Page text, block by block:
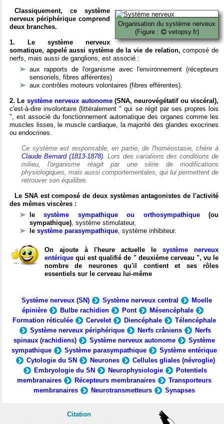
Organisation du système nerveux
(Figure :
vetopsy.fr)
Classiquement, ce système
nerveux périphérique comprend
deux branches.
1. Le système nerveux
somatique, appelé aussi système de la vie de relation, composé de
nerfs, mais aussi de ganglions, est associé :
aux rapports de l'organisme avec l'environnement (récepteurs
sensoriels, fibres afférentes)
aux contrôles moteurs volontaires (fibres efférentes).
2. Le système nerveux autonome(SNA, neurovégétatif ou viscéral),
c'est-à-dire involontaire (littéralement " qui se régit par ses propres lois
", est associé du fonctionnement automatique des organes comme les
muscles lisses, le muscle cardiaque, la majorité des glandes exocrines
ou endocrines.
Ce système est responsable, en partie, de l'homéostasie, chère à
Claude Bernard (1813-1878). Lors des variations des conditions de
milieu, l'organisme réagit par une série de modifications
physiologiques, mais aussi comportementales, qui lui permettent de
retrouver son équilibre.
Le SNA est composé de deux systèmes antagonistes de l'activité
des mêmes viscères :
lesystème sympathique ou orthosympathique(ou
sympathique), système stimulateur,
le système parasympathique, système inhibiteur.
On ajoute à l'heure actuelle le système nerveux
entérique qui est qualifié de " deuxième cerveau ", vu le
nombre de neurones qu'il contient et ses rôles
essentiels sur le cerveau lui-même
Système nerveux (SN) Système nerveux central
Moelle
épinière
Bulbe rachidien Pont
Mésencéphale
Formation réticulée
Cervelet Diencéphale
Télencéphale
Système nerveux périphérique
Nerfs crâniens
Nerfs
spinaux (rachidiens)
Système nerveux autonome
Système
sympathique
Système parasympathique
Système entérique
Cytologie du SN
Neurones
Cellules gliales (névroglie)
Embryologie du SN
Neurophysiologie
Potentiels
membranaires
Récepteurs membranaires
Transporteurs
membranaires
Neurotransmetteurs Synapses
Citation